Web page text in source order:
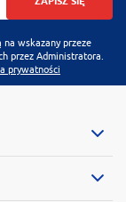
na wskazany przeze
przez Administratora.
prywatności